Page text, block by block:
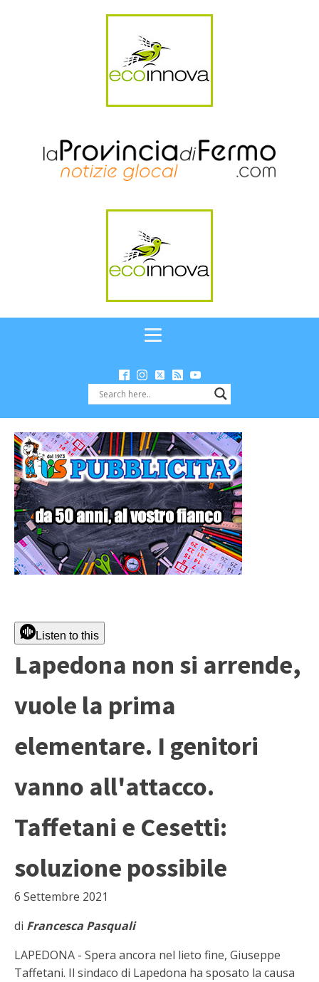
Listen to this
Lapedona non si arrende,
vuole la prima
elementare. I genitori
vanno all'attacco.
Taffetani e Cesetti:
soluzione possibile
6 Settembre 2021
di Francesca Pasquali
LAPEDONA - Spera ancora nel lieto fine, Giuseppe
Taffetani. Il sindaco di Lapedona ha sposato la causa